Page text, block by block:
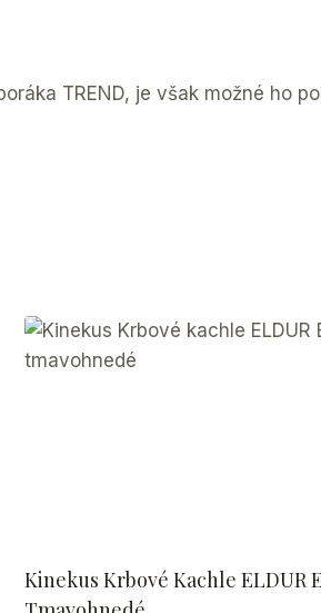
TREND, je však možné ho
Kinekus Krbové Kachle ELDUR